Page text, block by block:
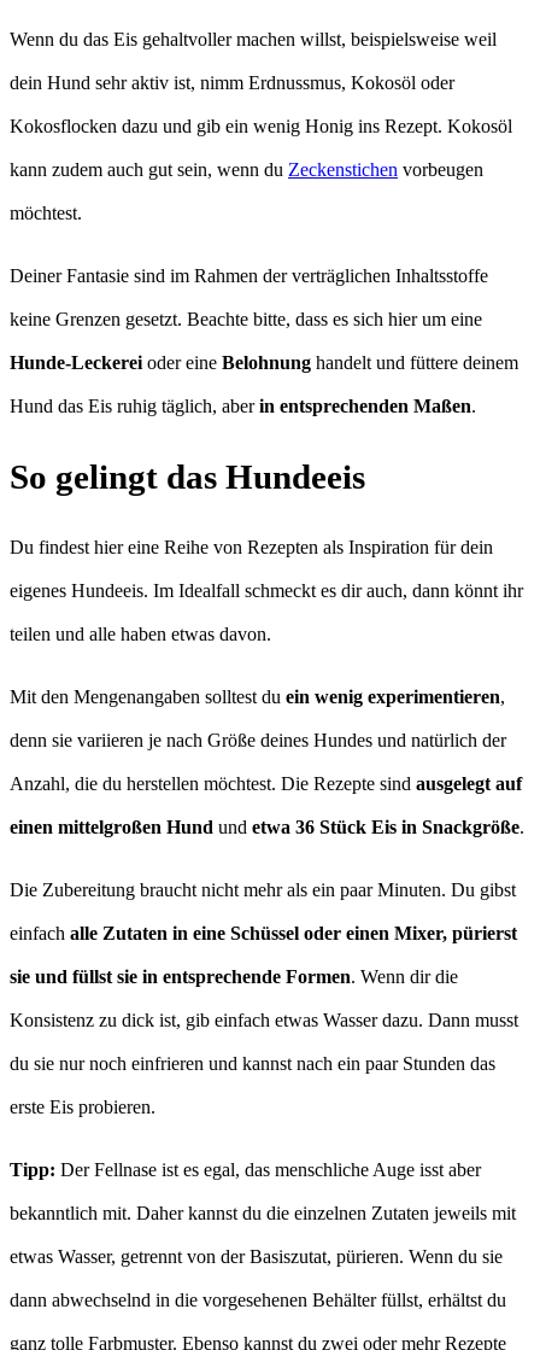
Wenn du das Eis gehaltvoller machen willst, beispielsweise weil
dein Hund sehr aktiv ist, nimm Erdnussmus, Kokosöl oder
Kokosflocken dazu und gib ein wenig Honig ins Rezept. Kokosöl
kann zudem auch gut sein, wenn du Zeckenstichen vorbeugen
möchtest.
Deiner Fantasie sind im Rahmen der verträglichen Inhaltsstoffe
keine Grenzen gesetzt. Beachte bitte, dass es sich hier um eine
Hunde-Leckerei oder eine Belohnung handelt und füttere deinem
Hund das Eis ruhig täglich, aberin entsprechenden Maßen.
So gelingt das Hundeeis
Du findest hier eine Reihe von Rezepten als Inspiration für dein
eigenes Hundeeis. Im Idealfall schmeckt es dir auch, dann könnt ihr
teilen und alle haben etwas davon.
Mit den Mengenangaben solltest du ein wenig experimentieren,
denn sie variieren je nach Größe deines Hundes und natürlich der
Anzahl, die du herstellen möchtest. Die Rezepte sind ausgelegt auf
einen mittelgroßen Hund und etwa 36 Stück Eis in Snackgröße.
Die Zubereitung braucht nicht mehr als ein paar Minuten. Du gibst
einfach alle Zutaten in eine Schüssel oder einen Mixer, pürierst
sie und füllst sie in entsprechende Formen. Wenn dir die
Konsistenz zu dick ist, gib einfach etwas Wasser dazu. Dann musst
du sie nur noch einfrieren und kannst nach ein paar Stunden das
erste Eis probieren.
Tipp: Der Fellnase ist es egal, das menschliche Auge isst aber
bekanntlich mit. Daher kannst du die einzelnen Zutaten jeweils mit
etwas Wasser, getrennt von der Basiszutat, pürieren. Wenn du sie
dann abwechselnd in die vorgesehenen Behälter füllst, erhältst du
ganz tolle Farbmuster. Ebenso kannst du zwei oder mehr Rezepte